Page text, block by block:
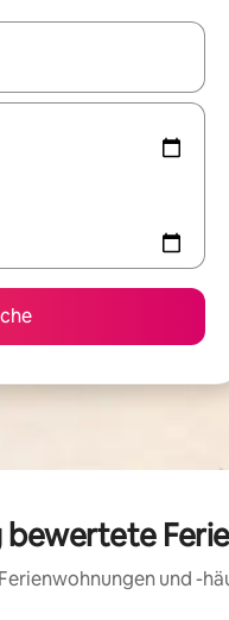
sind, navigiere mit den
bewertete
und -